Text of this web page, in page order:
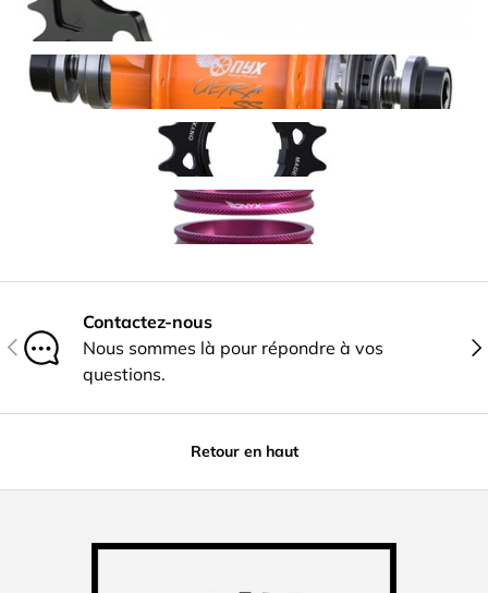
PRÉCÉDENT
Contactez-nous
Nous sommes là pour répondre à vos
questions.
Retour en haut